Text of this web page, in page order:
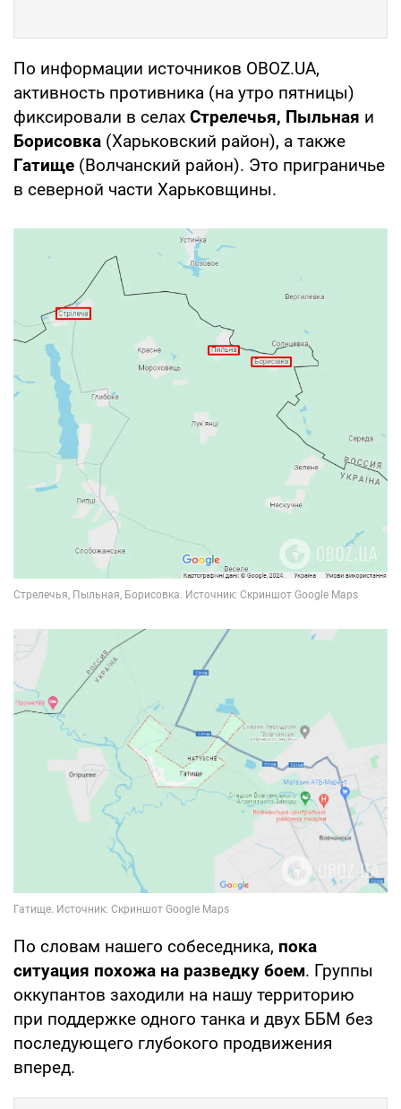
По информации источников OBOZ.UA,
активность противника (на утро пятницы)
фиксировали в селах Стрелечья, Пыльная и
Борисовка (Харьковский район), а также
Гатище (Волчанский район). Это приграничье
в северной части Харьковщины.
По словам нашего собеседника, пока
ситуация похожа на разведку боем. Группы
оккупантов заходили на нашу территорию
при поддержке одного танка и двух ББМ без
последующего глубокого продвижения
вперед.